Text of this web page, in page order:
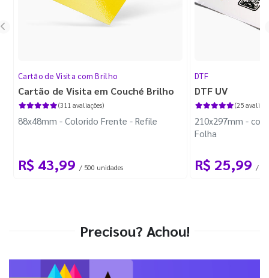
Cartão de Visita com Brilho
Cartão de Visita em Couché Brilho
(311 avaliações)
88x48mm - Colorido Frente - Refile
R$ 43,99 / 500 unidades
DTF
DTF UV
(25
210x297mm -
Folha
R$ 25,99 / 1
Precisou? Achou!